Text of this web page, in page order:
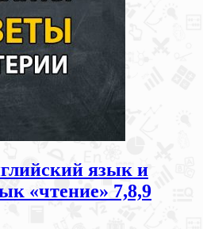
язык и
«чтение» 7,8,9